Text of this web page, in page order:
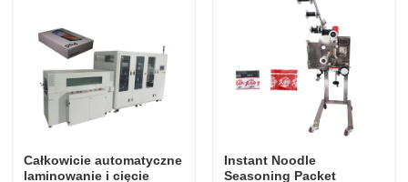
Do domu
Produkty
filmy
Całkowicie automatyczne
laminowanie i cięcie
Instant Noodle
Seasoning Packet